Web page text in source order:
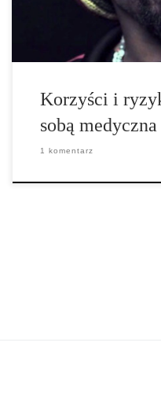
sposób możesz podjąć
Korzyści i
sobą
1 komentarz